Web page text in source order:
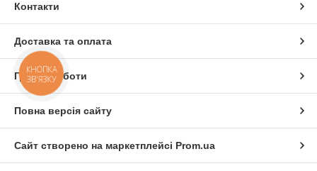
Контакти
Доставка та оплата
Графік роботи
Повна версія сайту
Сайт створено на маркетплейсі Prom.ua
КНОПКА
ЗВ'ЯЗКУ